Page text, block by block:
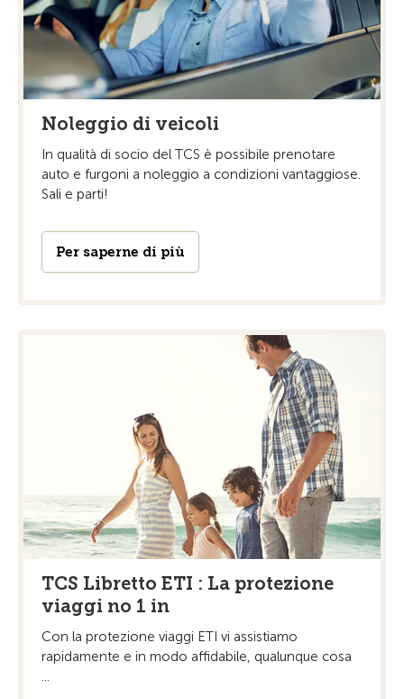
Noleggio di veicoli
In qualità di socio del TCS è possibile prenotare
auto e furgoni a noleggio a condizioni vantaggiose.
Sali e parti!
Per saperne di più
TCS Libretto ETI : La protezione
viaggi no 1 in
Con la protezione viaggi ETI vi assistiamo
rapidamente e in modo affidabile, qualunque cosa
...